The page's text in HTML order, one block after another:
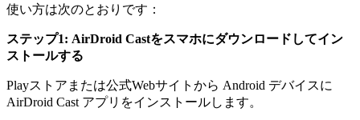
使い方は次のとおりです：
ステップ1: AirDroid Castをスマホにダウンロードしてイン
ストールする
Playストアまたは公式Webサイトから Android デバイスに
AirDroid Cast アプリをインストールします。